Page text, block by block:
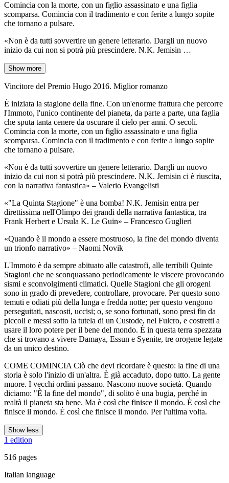
Comincia con la morte, con un figlio assassinato e una figlia
scomparsa. Comincia con il tradimento e con ferite a lungo sopite
che tornano a pulsare.
«Non è da tutti sovvertire un genere letterario. Dargli un nuovo
inizio da cui non si potrà più prescindere. N.K. Jemisin …
Show more
Vincitore del Premio Hugo 2016. Miglior romanzo
È iniziata la stagione della fine. Con un'enorme frattura che percorre
l'Immoto, l'unico continente del pianeta, da parte a parte, una faglia
che sputa tanta cenere da oscurare il cielo per anni. O secoli.
Comincia con la morte, con un figlio assassinato e una figlia
scomparsa. Comincia con il tradimento e con ferite a lungo sopite
che tornano a pulsare.
«Non è da tutti sovvertire un genere letterario. Dargli un nuovo
inizio da cui non si potrà più prescindere. N.K. Jemisin ci è riuscita,
con la narrativa fantastica» – Valerio Evangelisti
«"La Quinta Stagione" è una bomba! N.K. Jemisin entra per
direttissima nell'Olimpo dei grandi della narrativa fantastica, tra
Frank Herbert e Ursula K. Le Guin» – Francesco Guglieri
«Quando è il mondo a essere mostruoso, la fine del mondo diventa
un trionfo narrativo» – Naomi Novik
L'Immoto è da sempre abituato alle catastrofi, alle terribili Quinte
Stagioni che ne sconquassano periodicamente le viscere provocando
sismi e sconvolgimenti climatici. Quelle Stagioni che gli orogeni
sono in grado di prevedere, controllare, provocare. Per questo sono
temuti e odiati più della lunga e fredda notte; per questo vengono
perseguitati, nascosti, uccisi; o, se sono fortunati, sono presi fin da
piccoli e messi sotto la tutela di un Custode, nel Fulcro, e costretti a
usare il loro potere per il bene del mondo. È in questa terra spezzata
che si trovano a vivere Damaya, Essun e Syenite, tre orogene legate
da un unico destino.
COME COMINCIA Ciò che devi ricordare è questo: la fine di una
storia è solo l'inizio di un'altra. È già accaduto, dopo tutto. La gente
muore. I vecchi ordini passano. Nascono nuove società. Quando
diciamo: "È la fine del mondo", di solito è una bugia, perché in
realtà il pianeta sta bene. Ma è così che finisce il mondo. È così che
finisce il mondo. È così che finisce il mondo. Per l'ultima volta.
Show less
1 edition
516 pages
Italian language